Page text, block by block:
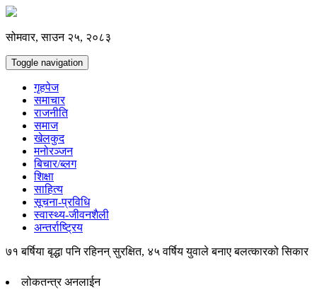
सोमवार, साउन २५, २०८३
Toggle navigation
गृहपेज
समाचार
राजनीति
समाज
खेलकुद
मनोरञ्जन
बिचार/ब्लग
शिक्षा
साहित्य
सूचना-प्रविधि
स्वास्थ्य-जीवनशैली
अन्तर्राष्ट्रिय
७१ बर्षिया बृद्धा पनि रहिनन् सुरक्षित, ४५ वर्षिय युवाले बनाए बलत्कारको सिकार
लोकतन्त्र अनलाईन